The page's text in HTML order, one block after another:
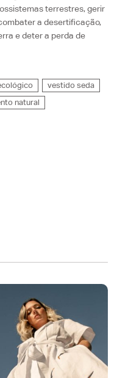
terrestres, gerir
a desertificação,
e deter a perda de
vestido seda
natural